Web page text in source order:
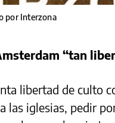
por Interzona
“tan
libertad de culto
las iglesias, pedir